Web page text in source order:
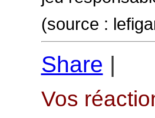
(source :
Share |
Vos